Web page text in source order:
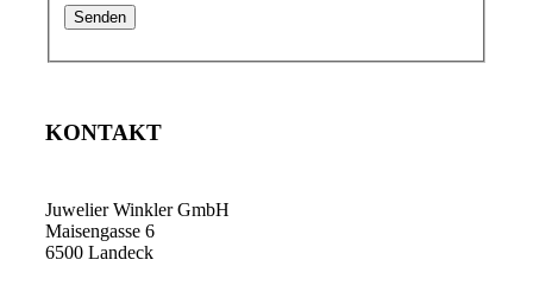
KONTAKT
Juwelier Winkler GmbH
Maisengasse 6
6500 Landeck